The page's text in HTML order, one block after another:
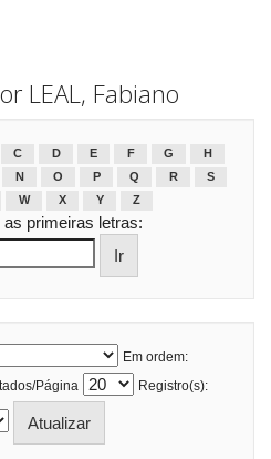
LEAL, Fabiano
C D E F G
H
N O P Q R
S
W X Y Z
primeiras letras:
Em ordem:
Página
Registro(s):